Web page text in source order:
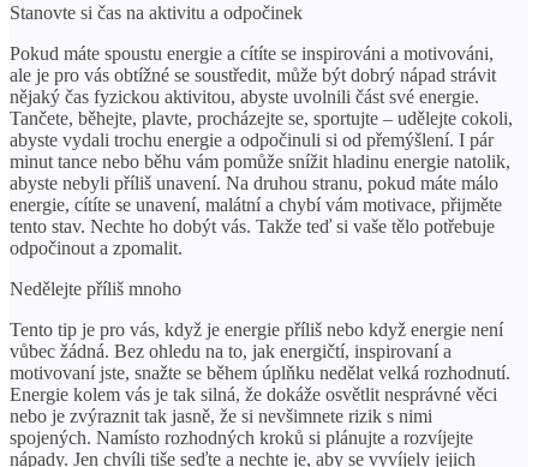
Stanovte si čas na aktivitu a odpočinek
Pokud máte spoustu energie a cítíte se inspirováni a motivováni,
ale je pro vás obtížné se soustředit, může být dobrý nápad strávit
nějaký čas fyzickou aktivitou, abyste uvolnili část své energie.
Tančete, běhejte, plavte, procházejte se, sportujte – udělejte cokoli,
abyste vydali trochu energie a odpočinuli si od přemýšlení. I pár
minut tance nebo běhu vám pomůže snížit hladinu energie natolik,
abyste nebyli příliš unavení. Na druhou stranu, pokud máte málo
energie, cítíte se unavení, malátní a chybí vám motivace, přijměte
tento stav. Nechte ho dobýt vás. Takže teď si vaše tělo potřebuje
odpočinout a zpomalit.
Nedělejte příliš mnoho
Tento tip je pro vás, když je energie příliš nebo když energie není
vůbec žádná. Bez ohledu na to, jak energičtí, inspirovaní a
motivovaní jste, snažte se během úplňku nedělat velká rozhodnutí.
Energie kolem vás je tak silná, že dokáže osvětlit nesprávné věci
nebo je zvýraznit tak jasně, že si nevšimnete rizik s nimi
spojených. Namísto rozhodných kroků si plánujte a rozvíjejte
nápady. Jen chvíli tiše seďte a nechte je, aby se vyvíjely jejich